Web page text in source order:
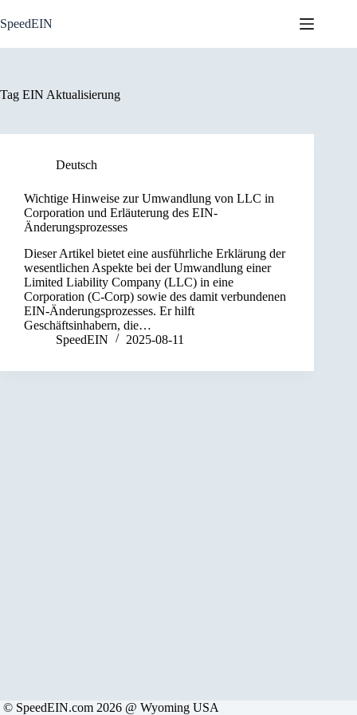
to
content
SpeedEIN
Tag EIN Aktualisierung
Deutsch
Wichtige Hinweise zur Umwandlung von LLC in
Corporation und Erläuterung des EIN-
Änderungsprozesses
Dieser Artikel bietet eine ausführliche Erklärung der
wesentlichen Aspekte bei der Umwandlung einer
Limited Liability Company (LLC) in eine
Corporation (C-Corp) sowie des damit verbundenen
EIN-Änderungsprozesses. Er hilft
Geschäftsinhabern, die…
SpeedEIN
2025-08-11
© SpeedEIN.com 2026 @ Wyoming USA